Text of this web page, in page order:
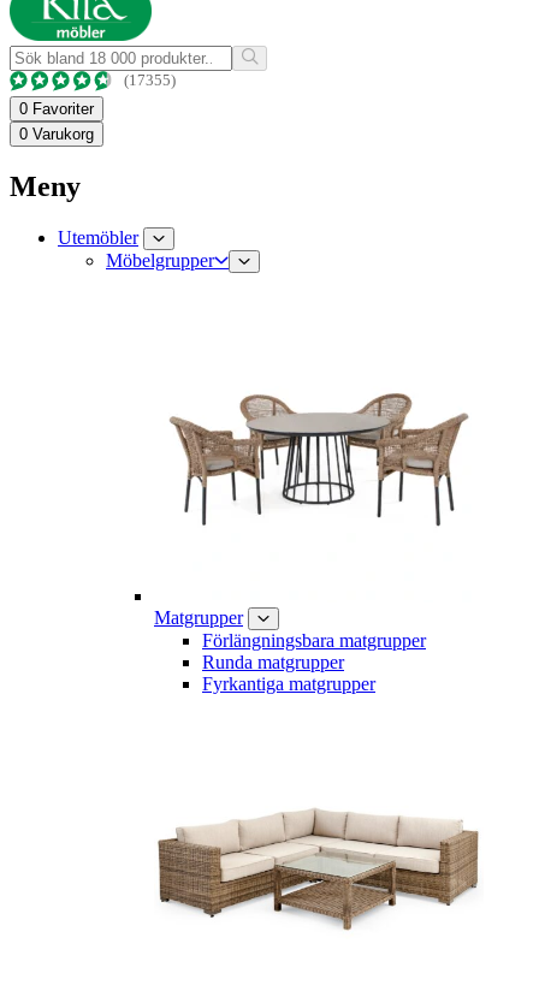
(17355)
0 Favoriter
0 Varukorg
Meny
Utemöbler
Möbelgrupper
Matgrupper
Förlängningsbara matgrupper
Runda matgrupper
Fyrkantiga matgrupper